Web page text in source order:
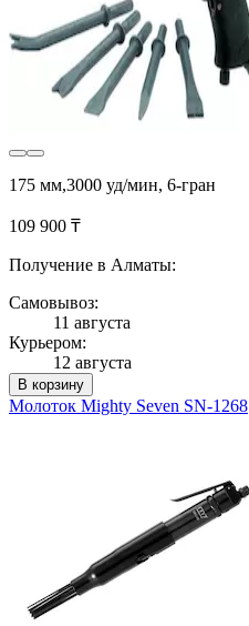
175 мм,3000 уд/мин, 6-гран
109 900 ₸
Получение в Алматы:
Самовывоз:
11 августа
Курьером:
12 августа
В корзину
Молоток Mighty Seven SN-1268